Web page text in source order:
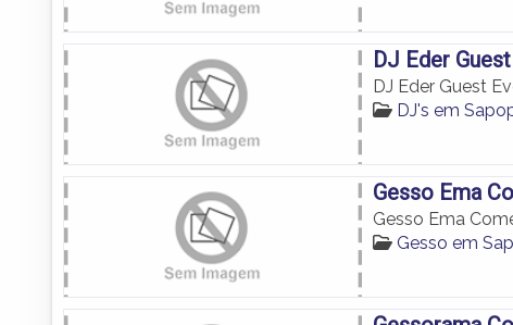
DJ Eder
DJ Eder Guest
DJ's em
Gesso Ema
Gesso Ema
Gesso em